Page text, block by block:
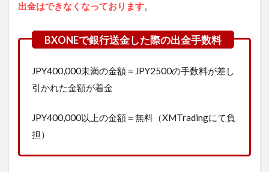
出金はできなくなっております。
JPY400,000未満の金額＝JPY2500の手数料が差し
引かれた金額が着金
JPY400,000以上の金額＝無料（XMTradingにて負
担）